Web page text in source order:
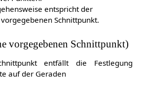
entspricht der
Schnittpunkt.
vorgegebenen Schnittpunkt)
entfällt die Festlegung
auf der Geraden